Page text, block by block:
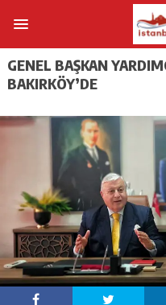
GENEL BAŞKAN
BAKIRKÖY’DE